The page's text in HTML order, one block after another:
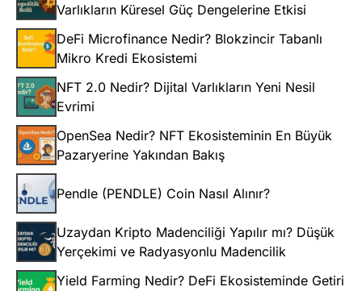
Varlıkların Küresel Güç Dengelerine Etkisi
DeFi Microfinance Nedir? Blokzincir Tabanlı
Mikro Kredi Ekosistemi
NFT 2.0 Nedir? Dijital Varlıkların Yeni Nesil
Evrimi
OpenSea Nedir? NFT Ekosisteminin En Büyük
Pazaryerine Yakından Bakış
Pendle (PENDLE) Coin Nasıl Alınır?
Uzaydan Kripto Madenciliği Yapılır mı? Düşük
Yerçekimi ve Radyasyonlu Madencilik
Yield Farming Nedir? DeFi Ekosisteminde Getiri